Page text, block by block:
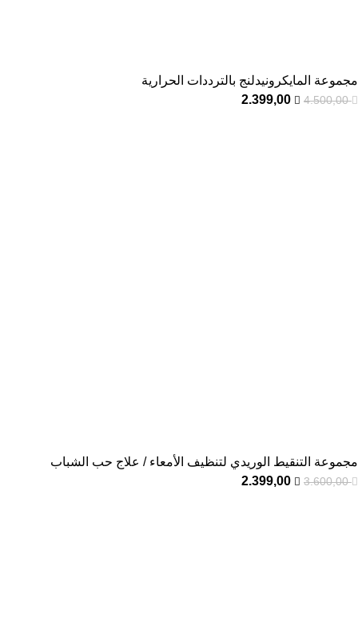
مجموعة المايكرونيدلنج بالترددات الحرارية
4.500,00
2.399,00
مجموعة التنقيط الوريدي لتنظيف الأمعاء / علاج حب الشباب
3.600,00
2.399,00